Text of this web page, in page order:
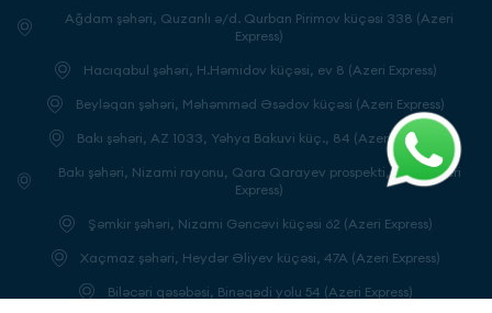
Ağdam şəhəri, Quzanlı ə/d. Qurban Pirimov küçəsi 338 (Azeri
Express)
Hacıqabul şəhəri, H.Həmidov küçəsi, ev 8 (Azeri Express)
Beyləqan şəhəri, Məhəmməd Əsədov küçəsi (Azeri Express)
Bakı şəhəri, AZ 1033, Yəhya Bakuvi küç., 84 (Azeri Express)
Bakı şəhəri, Nizami rayonu, Qara Qarayev prospekti, 125a (Azeri
Express)
Şəmkir şəhəri, Nizami Gəncəvi küçəsi 62 (Azeri Express)
Xaçmaz şəhəri, Heydər Əliyev küçəsi, 47A (Azeri Express)
Biləcəri qəsəbəsi, Binəqədi yolu 54 (Azeri Express)